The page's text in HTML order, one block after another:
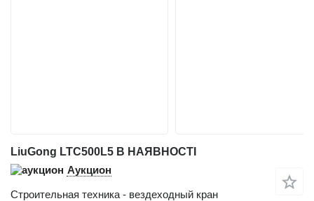
LiuGong LTC500L5 В НАЯВНОСТІ
Аукцион
Строительная техника - вездеходный кран